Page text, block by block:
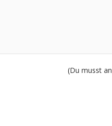
(Du musst